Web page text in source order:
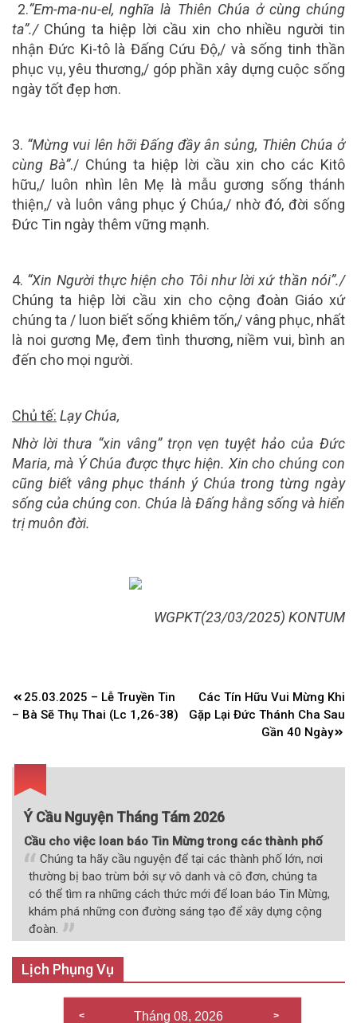
2.“Em-ma-nu-el, nghĩa là Thiên Chúa ở cùng chúng
ta”./Chúng ta hiệp lời cầu xin cho nhiều người tin
nhận Đức Ki-tô là Đấng Cứu Độ,/ và sống tinh thần
phục vụ, yêu thương,/ góp phần xây dựng cuộc sống
ngày tốt đẹp hơn.
3. “Mừng vui lên hỡi Đấng đầy ân sủng, Thiên Chúa ở
cùng Bà”./ Chúng ta hiệp lời cầu xin cho các Kitô
hữu,/ luôn nhìn lên Mẹ là mẫu gương sống thánh
thiện,/ và luôn vâng phục ý Chúa,/ nhờ đó, đời sống
Đức Tin ngày thêm vững mạnh.
4. “Xin Người thực hiện cho Tôi như lời xứ thần nói”./
Chúng ta hiệp lời cầu xin cho cộng đoàn Giáo xứ
chúng ta / luon biết sống khiêm tốn,/ vâng phục, nhất
là noi gương Mẹ, đem tình thương, niềm vui, bình an
đến cho mọi người.
Chủ tế: Lạy Chúa,
Nhờ lời thưa “xin vâng” trọn vẹn tuyệt hảo của Đức
Maria, mà Ý Chúa được thực hiện. Xin cho chúng con
cũng biết vâng phục thánh ý Chúa trong từng ngày
sống của chúng con. Chúa là Đấng hằng sống và hiển
trị muôn đời.
WGPKT(23/03/2025) KONTUM
Điều
hướng
25.03.2025 – Lễ Truyền Tin
– Bà Sẽ Thụ Thai (Lc 1,26-38)
Các Tín Hữu Vui Mừng Khi
Gặp Lại Đức Thánh Cha Sau
Gần 40 Ngày
Ý Cầu Nguyện Tháng Tám 2026
Cầu cho việc loan báo Tin Mừng trong các thành phố
Chúng ta hãy cầu nguyện để tại các thành phố lớn, nơi
thường bị bao trùm bởi sự vô danh và cô đơn, chúng ta
có thể tìm ra những cách thức mới để loan báo Tin Mừng,
khám phá những con đường sáng tạo để xây dựng cộng
đoàn.
Lịch Phụng Vụ
Tháng 08, 2026